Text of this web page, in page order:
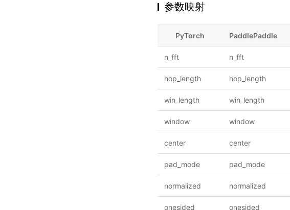
参数映射
PyTorch PaddlePaddle
n_fft n_fft
hop_length hop_length
win_length win_length
window window
center center
pad_mode pad_mode
normalized normalized
onesided onesided